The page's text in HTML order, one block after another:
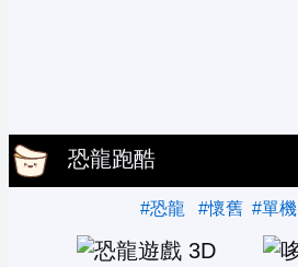
恐龍跑酷
#恐龍 #懷舊 #單機